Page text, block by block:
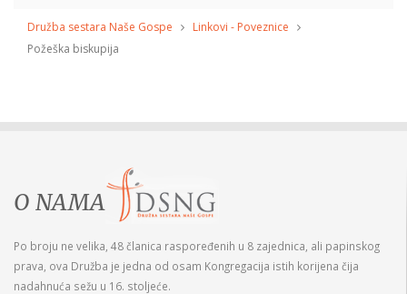
Družba sestara Naše Gospe
Linkovi - Poveznice
Požeška biskupija
O NAMA
Po broju ne velika, 48 članica raspoređenih u 8 zajednica, ali papinskog
prava, ova Družba je jedna od osam Kongregacija istih korijena čija
nadahnuća sežu u 16. stoljeće.